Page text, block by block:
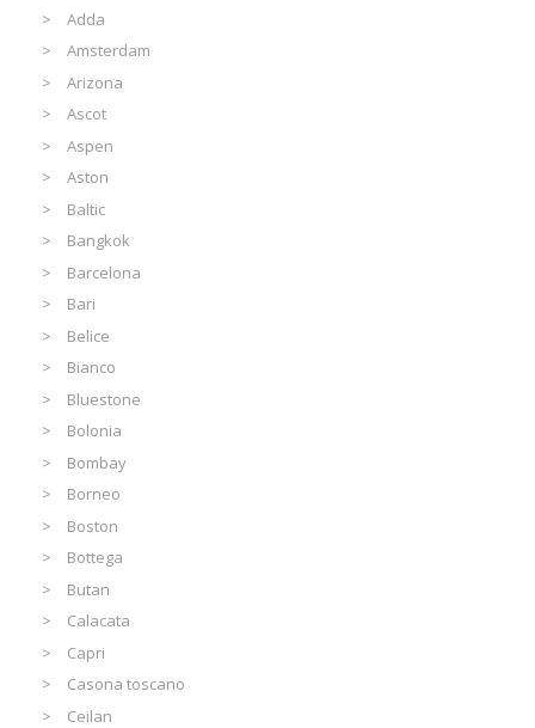
Adda
Amsterdam
Arizona
Ascot
Aspen
Aston
Baltic
Bangkok
Barcelona
Bari
Belice
Bianco
Bluestone
Bolonia
Bombay
Borneo
Boston
Bottega
Butan
Calacata
Capri
Casona toscano
Ceilan